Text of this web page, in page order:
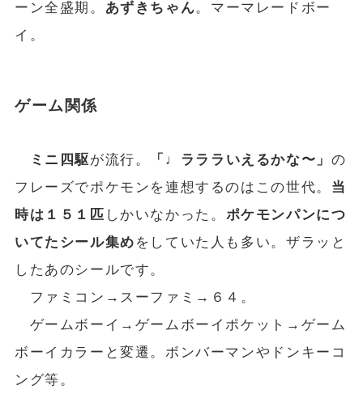
ーン全盛期。 あずきちゃん。マーマレードボー
イ。
ゲーム関係
ミニ四駆が流行。 「♩ラララいえるかな〜」 の
フレーズでポケモンを連想するのはこの世代。 当
時は１５１匹 しかいなかった。 ポケモンパンにつ
いてたシール集め をしていた人も多い。ザラッと
したあのシールです。
ファミコン→スーファミ→６４。
ゲームボーイ→ゲームボーイポケット→ゲーム
ボーイカラーと変遷。ボンバーマンやドンキーコ
ング等。